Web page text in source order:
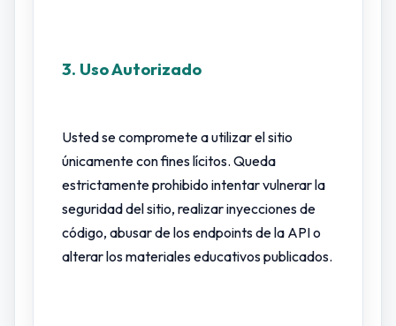
3. Uso Autorizado
Usted se compromete a utilizar el sitio
únicamente con fines lícitos. Queda
estrictamente prohibido intentar vulnerar la
seguridad del sitio, realizar inyecciones de
código, abusar de los endpoints de la API o
alterar los materiales educativos publicados.